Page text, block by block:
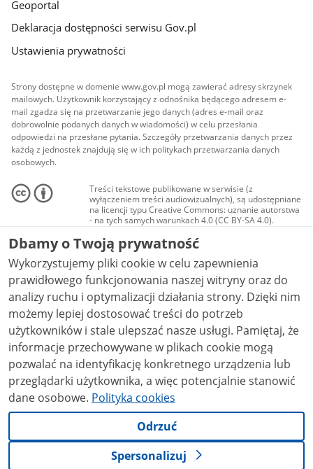
Geoportal
Deklaracja dostępności serwisu Gov.pl
Ustawienia prywatności
Strony dostępne w domenie www.gov.pl mogą zawierać adresy skrzynek
mailowych. Użytkownik korzystający z odnośnika będącego adresem e-
mail zgadza się na przetwarzanie jego danych (adres e-mail oraz
dobrowolnie podanych danych w wiadomości) w celu przesłania
odpowiedzi na przesłane pytania. Szczegóły przetwarzania danych przez
każdą z jednostek znajdują się w ich politykach przetwarzania danych
osobowych.
Treści tekstowe publikowane w serwisie (z
wyłączeniem treści audiowizualnych), są udostępniane
na licencji typu Creative Commons: uznanie autorstwa
- na tych samych warunkach 4.0 (CC BY-SA 4.0).
Materiały audiowizualne, w tym zdjęcia, materiały
audio i wideo, są udostępniane na licencji typu
Creative Commons: uznanie autorstwa użycie
niekomercyjne - bez utworów zależnych 4.0 (CC BY-
NC-ND 4.0), o ile nie jest to stwierdzone inaczej.
Dbamy o Twoją prywatność
Wykorzystujemy pliki cookie w celu zapewnienia
prawidłowego funkcjonowania naszej witryny oraz do
analizy ruchu i optymalizacji działania strony. Dzięki nim
możemy lepiej dostosować treści do potrzeb
użytkowników i stale ulepszać nasze usługi. Pamiętaj, że
informacje przechowywane w plikach cookie mogą
pozwalać na identyfikację konkretnego urządzenia lub
przeglądarki użytkownika, a więc potencjalnie stanowić
dane osobowe. Polityka cookies
Odrzuć
Spersonalizuj